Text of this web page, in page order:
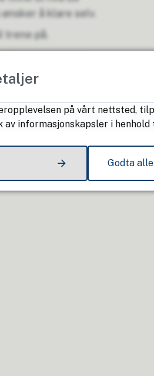
å klare selv.
trene på.
på vårt nettsted,
informasjonskapsler i
Godta alle